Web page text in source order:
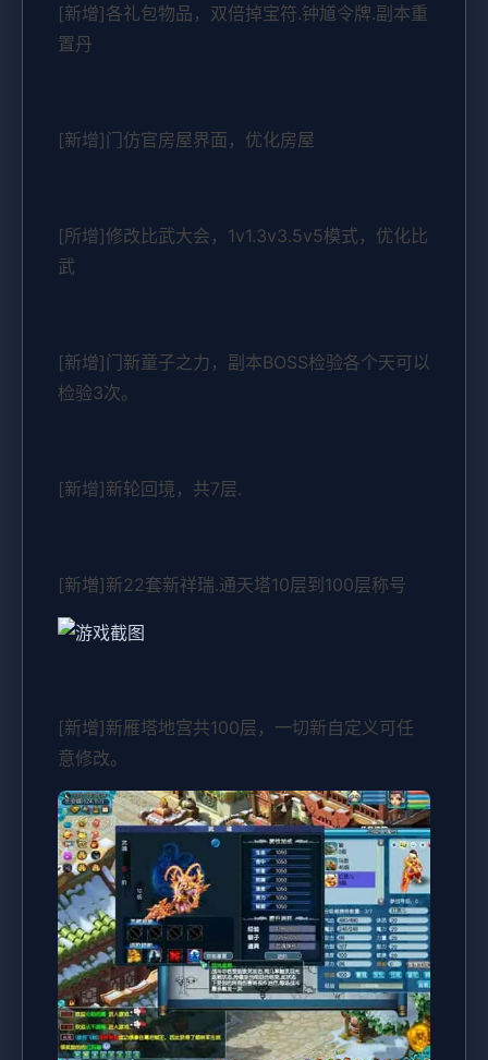
[新增]各礼包物品，双倍掉宝符.钟馗令牌.副本重
置丹
[新增]门仿官房屋界面，优化房屋
[所增]修改比武大会，1v1.3v3.5v5模式，优化比
武
[新增]门新童子之力，副本BOSS检验各个天可以
检验3次。
[新增]新轮回境，共7层.
[新増]新22套新祥瑞.通天塔10层到100层称号
[新增]新雁塔地宫共100层，一切新自定义可任
意修改。